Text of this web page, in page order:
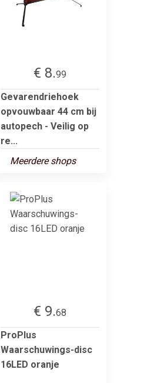
€ 8.99
Gevarendriehoek
opvouwbaar 44 cm bij
autopech - Veilig op
re...
Meerdere shops
€ 9.68
ProPlus
Waarschuwings-disc
16LED oranje